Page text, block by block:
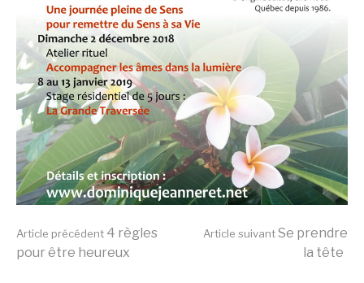
Lire
Article précédent 4 règles
pour être heureux
Article suivantSe prendre
la tête